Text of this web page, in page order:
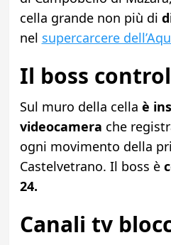
cella grande non più di
nel supercarcere
Il boss
Sul muro della cella è
videocamera che
ogni movimento della
Castelvetrano. Il boss è
24.
Canali tv